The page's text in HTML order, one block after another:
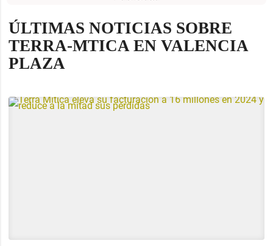
ÚLTIMAS NOTICIAS SOBRE
TERRA-MTICA EN VALENCIA
PLAZA